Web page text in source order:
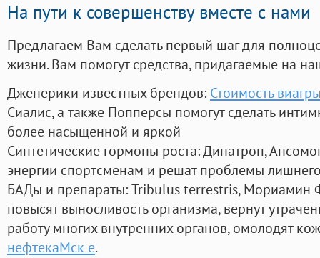
На пути к совершенству вместе с нами
Предлагаем Вам сделать первый шаг для
жизни. Вам помогут средства, придагаемые на
Дженерики известных брендов: Стоимость
Сиалис, а также Попперсы помогут сделать
более насыщенной и яркой
Синтетические гормоны роста: Динатроп,
энергии спортсменам и решат проблемы
БАДы и препараты:Tribulus terrestris, Мориамин
повысят выносливость организма, вернут
работу многих внутренних органов, омолодят
нефтекаМск е.